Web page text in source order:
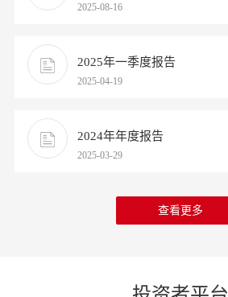
2025-08-16
2025年一季度报告
2025-04-19
2024年年度报告
2025-03-29
查看更多